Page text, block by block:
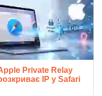
Private Relay
IP у Safari